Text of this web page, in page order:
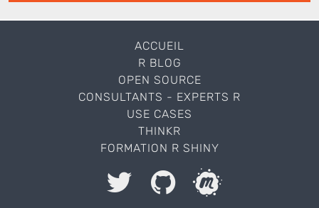
ACCUEIL
R BLOG
OPEN SOURCE
CONSULTANTS - EXPERTS R
USE CASES
THINKR
FORMATION R SHINY